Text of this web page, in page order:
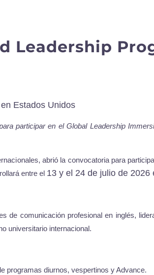
Leadership
Estados Unidos
participar en el Global Leadership
abrió la convocatoria para
entre el 13 y el 24 de julio de
de comunicación profesional en inglés,
universitario internacional.
programas diurnos, vespertinos y Advance.